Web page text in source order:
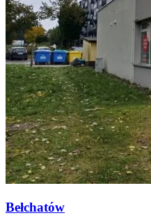
Bełchatów